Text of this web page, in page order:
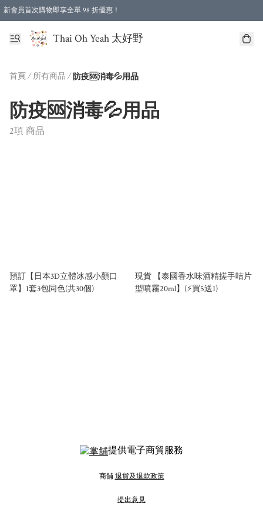
新會員首次購物即享全單 98 折優惠！
特選會員可享全單低至 96 折優惠！
Thai Oh Yeah 太好野
首頁/ 所有商品 / 防疫🆘消毒💦用品
防疫🆘消毒💦用品
2項 商品
預訂【日本3D立體冰感小顏口
罩】1套3包同色(共30個)
現貨 【泰國香水味酒精搓手咭片
型噴霧20ml】(⚡買5送1)
提供電子商貿服務
商舖 退貨及退款政策
提出意見